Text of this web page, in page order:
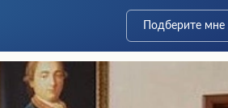
Подберите мне